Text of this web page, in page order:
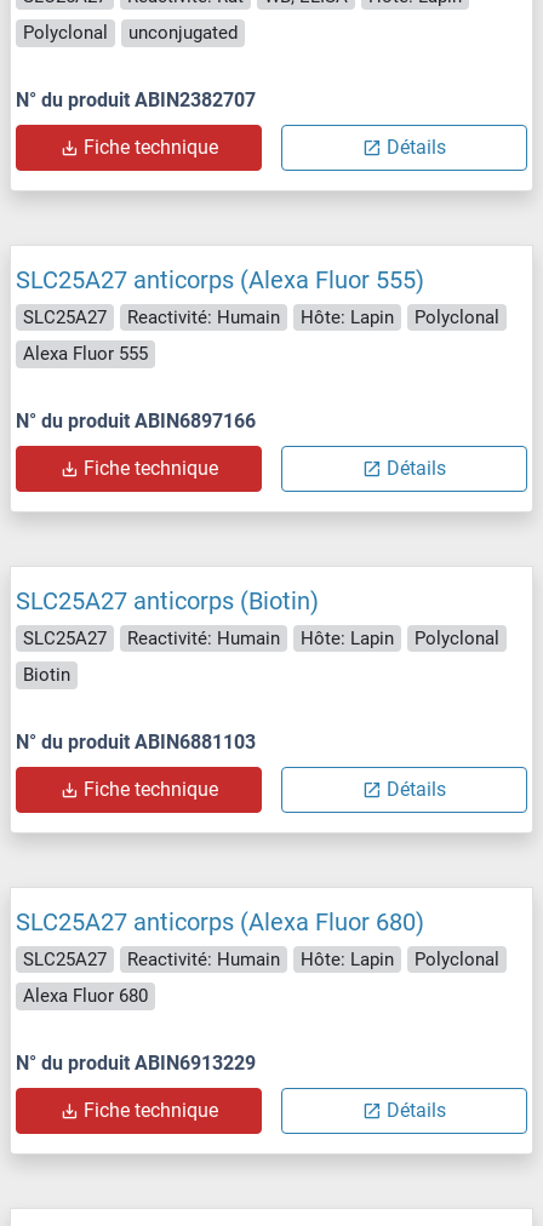
Polyclonal
unconjugated
N° du produit ABIN2382707
Fiche technique Détails
SLC25A27 anticorps (Alexa Fluor 555)
SLC25A27 Reactivité: Humain Hôte: Lapin
Polyclonal
Alexa Fluor 555
N° du produit ABIN6897166
Fiche technique Détails
SLC25A27 anticorps (Biotin)
SLC25A27 Reactivité: Humain Hôte: Lapin
Polyclonal
Biotin
N° du produit ABIN6881103
Fiche technique Détails
SLC25A27 anticorps (Alexa Fluor 680)
SLC25A27 Reactivité: Humain Hôte: Lapin
Polyclonal
Alexa Fluor 680
N° du produit ABIN6913229
Fiche technique Détails